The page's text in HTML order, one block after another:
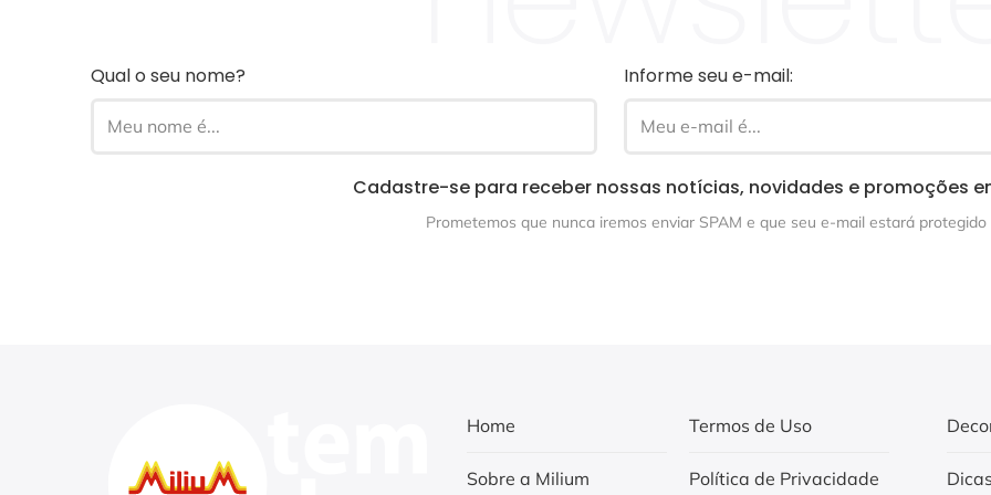
Qual o seu nome? Informe seu e-mail:
Cadastre-se para receber nossas notícias, novidades e promoções
Prometemos que nunca iremos enviar SPAM e que seu e-mail estará protegido
Home
Sobre a Milium
Termos de Uso
Política de Privacidade